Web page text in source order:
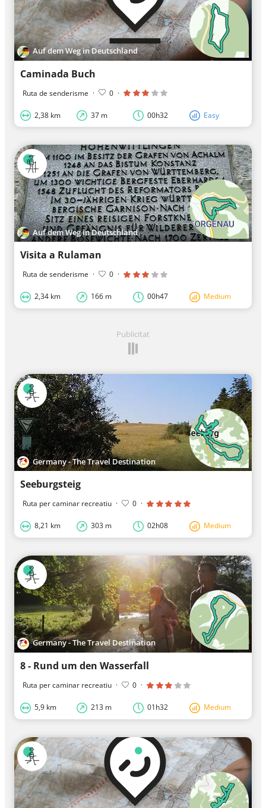
Auf dem Weg in Deutschland
Caminada Buch
Ruta de senderisme · 0 ·
2,38 km 37 m 00h32 Easy
Auf dem Weg in Deutschland
Visita a Rulaman
Ruta de senderisme · 0 ·
2,34 km 166 m 00h47 Medium
Publicitat
Germany - The Travel Destination
Seeburgsteig
Ruta per caminar recreatiu · 0 ·
8,21 km 303 m 02h08 Medium
Germany - The Travel Destination
8 - Rund um den Wasserfall
Ruta per caminar recreatiu · 0 ·
5,9 km 213 m 01h32 Medium